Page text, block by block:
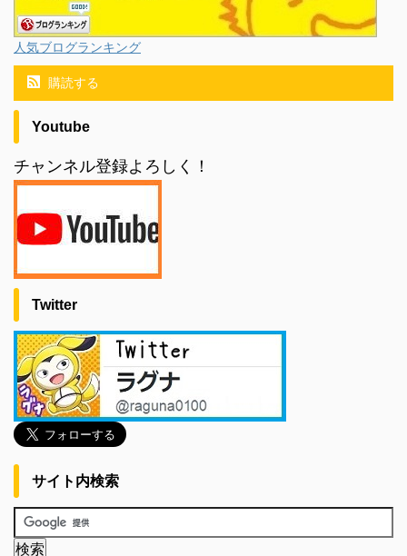
人気ブログランキング
購読する
Youtube
チャンネル登録よろしく！
Twitter
サイト内検索